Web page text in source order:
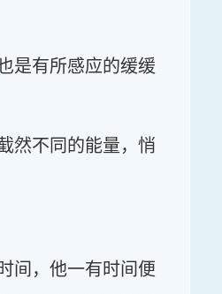
是有所感应的缓缓
然不同的能量，悄
间，他一有时间便